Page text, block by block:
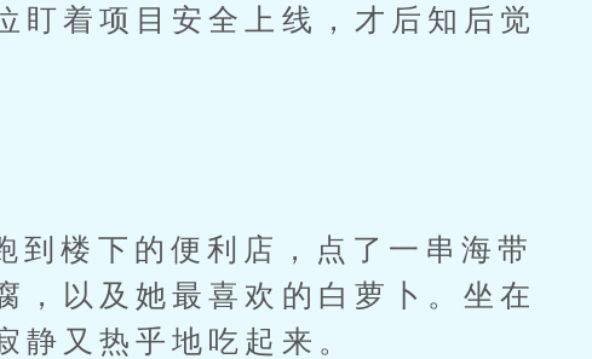
盯着项目安全上线，才后知后觉
下的便利店，点了一串海带
，以及她最喜欢的白萝卜。坐在
静又热乎地吃起来。